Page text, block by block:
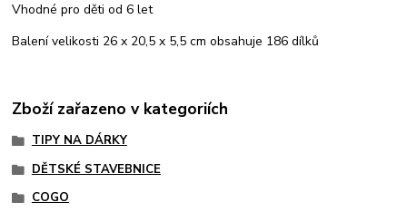
Vhodné pro děti od 6 let
Balení velikosti 26 x 20,5 x 5,5 cm obsahuje 186 dílků
Zboží zařazeno v kategoriích
TIPY NA DÁRKY
DĚTSKÉ STAVEBNICE
COGO